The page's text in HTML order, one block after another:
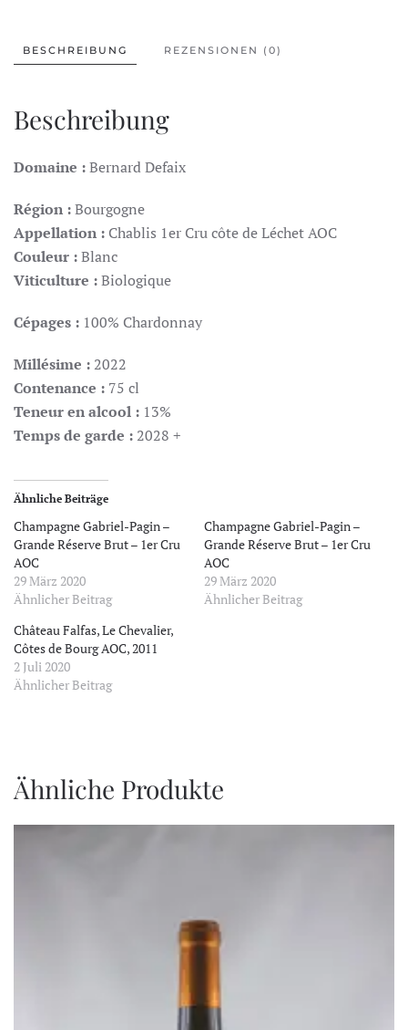
Chablis
Cru
AOC,
Menge
BESCHREIBUNG REZENSIONEN (0)
Beschreibung
Domaine :Bernard Defaix
Région :Bourgogne
Appellation : Chablis 1er Cru côte de Léchet AOC
Couleur :Blanc
Viticulture :Biologique
Cépages : 100% Chardonnay
Millésime : 2022
Contenance : 75 cl
Teneur en alcool : 13%
Temps de garde : 2028 +
Ähnliche Beiträge
Champagne Gabriel-Pagin –
Grande Réserve Brut – 1er Cru
AOC
29 März 2020
Ähnlicher Beitrag
Champagne Gabriel-Pagin –
Grande Réserve Brut – 1er Cru
AOC
29 März 2020
Ähnlicher Beitrag
Château Falfas, Le Chevalier,
Côtes de Bourg AOC, 2011
2 Juli 2020
Ähnlicher Beitrag
Ähnliche Produkte